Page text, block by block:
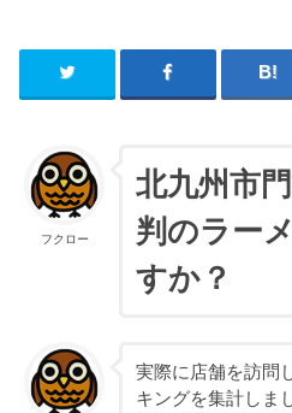
フクロー
北九州市
判のラー
すか？
実際に店舗を訪問
キングを集計しま